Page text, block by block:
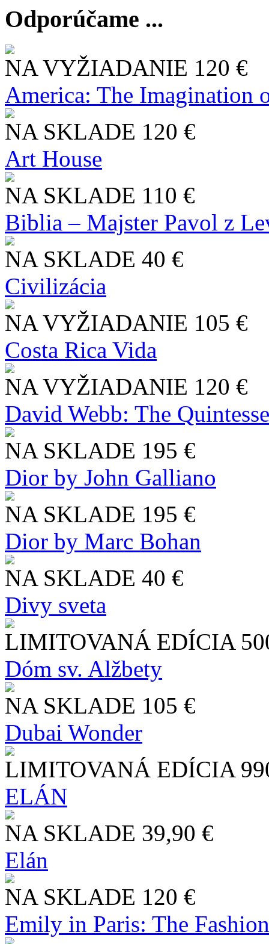
Odporúčame ...
NA VYŽIADANIE 120 €
America: The Imagination
NA SKLADE 120 €
Art House
NA SKLADE 110 €
Biblia – Majster Pavol z
NA SKLADE 40 €
Civilizácia
NA VYŽIADANIE 105 €
Costa Rica Vida
NA VYŽIADANIE 120 €
David Webb: The
NA SKLADE 195 €
Dior by John Galliano
NA SKLADE 195 €
Dior by Marc Bohan
NA SKLADE 40 €
Divy sveta
LIMITOVANÁ EDÍCIA
Dóm sv. Alžbety
NA SKLADE 105 €
Dubai Wonder
LIMITOVANÁ EDÍCIA
ELÁN
NA SKLADE 39,90 €
Elán
NA SKLADE 120 €
Emily in Paris: The